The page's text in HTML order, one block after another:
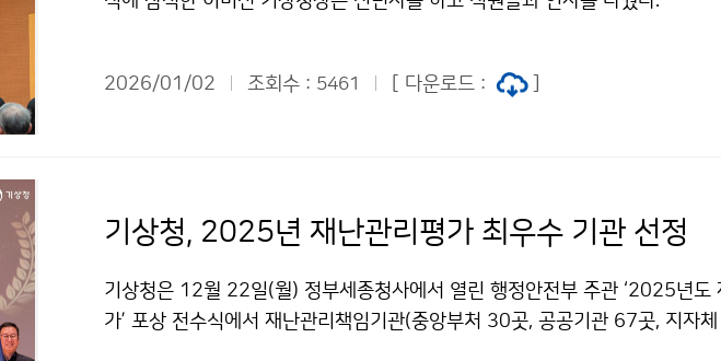
2026/01/02 조회수 : 5461 [ 다운로드 :
기상청, 2025년 재난관리평가 최우수 기관 선정
기상청은 12월 22일(월) 정부세종청사에서 열린 행정안전부 주관 ‘2025년도
가’ 포상 전수식에서 재난관리책임기관(중앙부처 30곳, 공공기관 67곳, 지자